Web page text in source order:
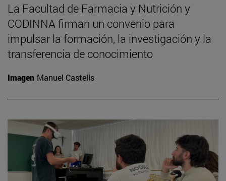
La Facultad de Farmacia y Nutrición y
CODINNA firman un convenio para
impulsar la formación, la investigación y la
transferencia de conocimiento
Imagen Manuel Castells